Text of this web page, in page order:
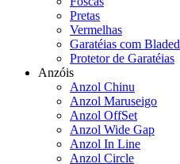
Pretas
Vermelhas
Garatéias com Bladed
Protetor de Garatéias
Anzóis
Anzol Chinu
Anzol Maruseigo
Anzol OffSet
Anzol Wide Gap
Anzol In Line
Anzol Circle